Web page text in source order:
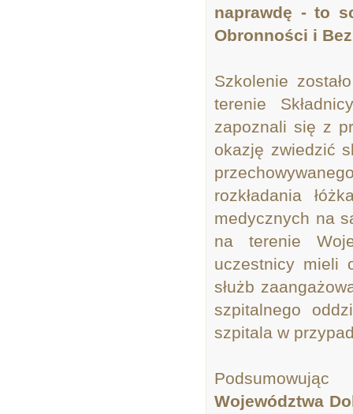
naprawdę - to
Obronności i
Szkolenie
terenie
zapoznali się z
okazję zwiedzić
rozkładania
medycznych na
na terenie
uczestnicy mieli
służb
szpitalnego
szpitala w
Podsumowując
Województwa